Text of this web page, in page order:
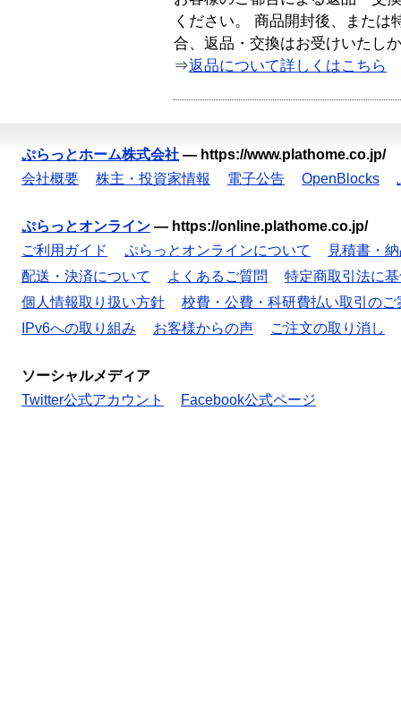
ください。 商品開封後、または
合、返品・交換はお受けいたし
⇒返品について詳しくはこちら
ぷらっとホーム株式会社 — https://www.plathome.co.jp/
会社概要
株主・投資家情報 電子公告 OpenBlocks
ぷらっとオンライン — https://online.plathome.co.jp/
ご利用ガイド
ぷらっとオンラインについて
見積書・
配送・決済について
よくあるご質問
特定商取引法に
個人情報取り扱い方針
校費・公費・科研費払い取引のご
IPv6への取り組み
お客様からの声 ご注文の取り消し
ソーシャルメディア
Twitter公式アカウント
Facebook公式ページ